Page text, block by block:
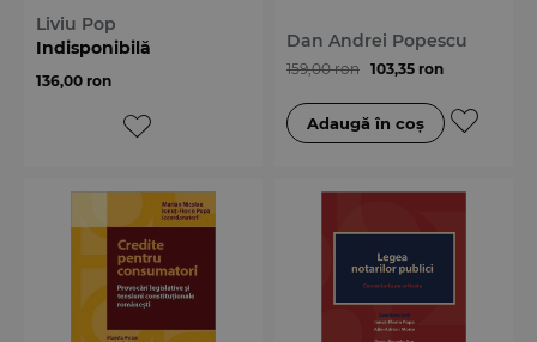
Liviu Pop
Indisponibilă
136,00 ron
Dan Andrei Popescu
159,00 ron 103,35 ron